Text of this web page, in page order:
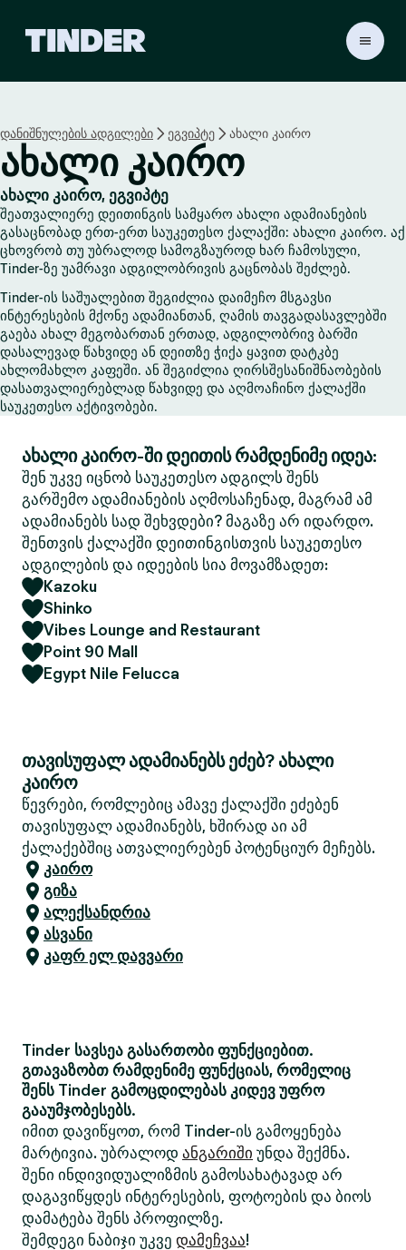
r
H
o
m
e
დანიშნულების ადგილები ეგვიპტე ახალი კაირო
ახალი კაირო
ახალი კაირო, ეგვიპტე
შეათვალიერე დეითინგის სამყარო ახალი ადამიანების
გასაცნობად ერთ-ერთ საუკეთესო ქალაქში: ახალი კაირო. აქ
ცხოვრობ თუ უბრალოდ სამოგზაუროდ ხარ ჩამოსული,
Tinder-ზე უამრავი ადგილობრივის გაცნობას შეძლებ.
Tinder-ის საშუალებით შეგიძლია დაიმეჩო მსგავსი
ინტერესების მქონე ადამიანთან, ღამის თავგადასავლებში
გაება ახალ მეგობართან ერთად, ადგილობრივ ბარში
დასალევად წახვიდე ან დეითზე ჭიქა ყავით დატკბე
ახლომახლო კაფეში. ან შეგიძლია ღირსშესანიშნაობების
დასათვალიერებლად წახვიდე და აღმოაჩინო ქალაქში
საუკეთესო აქტივობები.
ახალი კაირო-ში დეითის რამდენიმე იდეა:
შენ უკვე იცნობ საუკეთესო ადგილს შენს
გარშემო ადამიანების აღმოსაჩენად, მაგრამ ამ
ადამიანებს სად შეხვდები? მაგაზე არ იდარდო.
შენთვის ქალაქში დეითინგისთვის საუკეთესო
ადგილების და იდეების სია მოვამზადეთ:
Kazoku
Shinko
Vibes Lounge and Restaurant
Point 90 Mall
Egypt Nile Felucca
თავისუფალ ადამიანებს ეძებ? ახალი
კაირო
წევრები, რომლებიც ამავე ქალაქში ეძებენ
თავისუფალ ადამიანებს, ხშირად აი ამ
ქალაქებშიც ათვალიერებენ პოტენციურ მეჩებს.
კაირო
გიზა
ალექსანდრია
ასვანი
კაფრ ელ დავვარი
Tinder სავსეა გასართობი ფუნქციებით.
გთავაზობთ რამდენიმე ფუნქციას, რომელიც
შენს Tinder გამოცდილებას კიდევ უფრო
გააუმჯობესებს.
იმით დავიწყოთ, რომ Tinder-ის გამოყენება
მარტივია. უბრალოდ ანგარიში უნდა შექმნა.
შენი ინდივიდუალიზმის გამოსახატავად არ
დაგავიწყდეს ინტერესების, ფოტოების და ბიოს
დამატება შენს პროფილზე.
შემდეგი ნაბიჯი უკვე დამეჩვაა!